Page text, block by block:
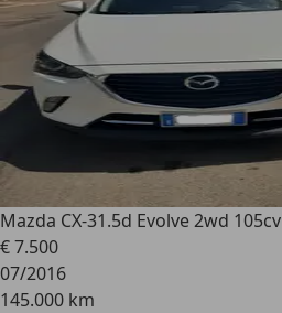
Mazda CX-31.5d Evolve 2wd 105cv
€ 7.500
07/2016
145.000 km